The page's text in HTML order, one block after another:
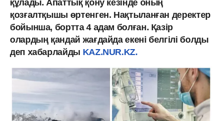
құлады. Апаттық қону кезінде оның
қозғалтқышы өртенген. Нақтыланған деректер
бойынша, бортта 4 адам болған. Қазір
олардың қандай жағдайда екені белгілі болды
деп хабарлайды KAZ.NUR.KZ.